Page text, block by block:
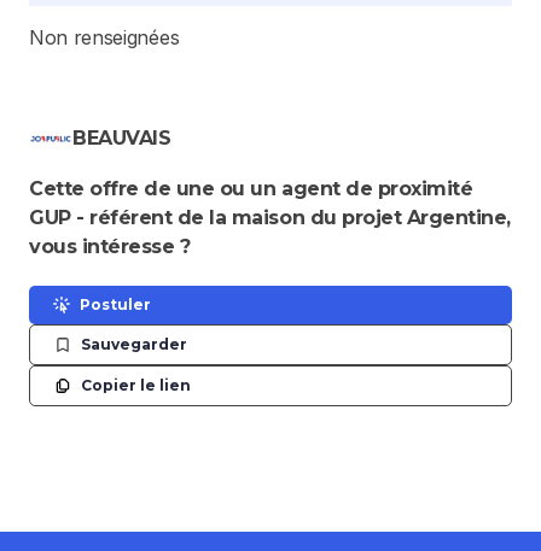
Non renseignées
BEAUVAIS
Cette offre de une ou un agent de proximité
GUP - référent de la maison du projet Argentine,
vous intéresse ?
Postuler
Sauvegarder
Copier le lien